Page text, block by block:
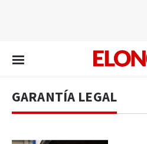
GARANTÍA LEGAL